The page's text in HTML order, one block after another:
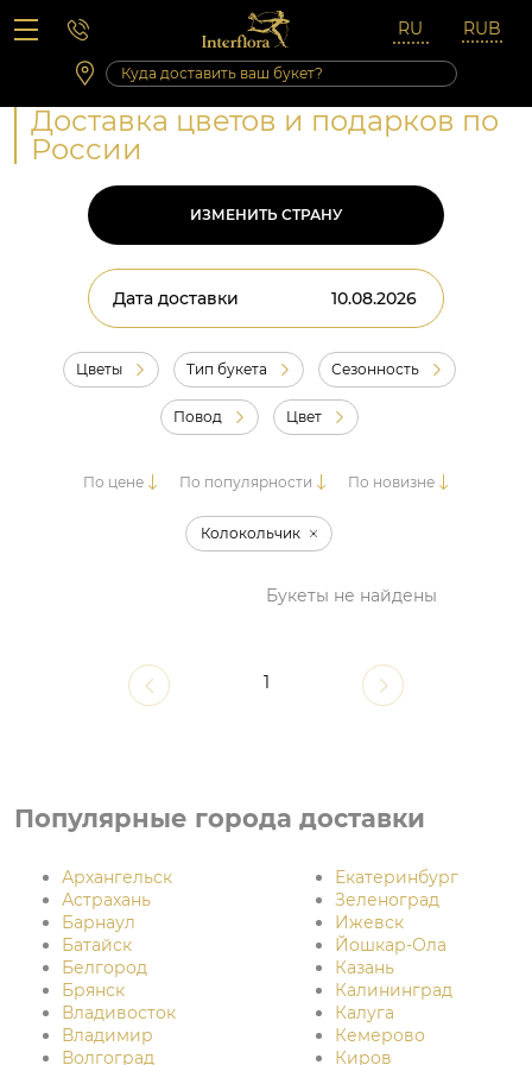
Вопросы-ответы
Сб 10:00 ‐ 14:00
Выходные и праздничные дни
Доставка цветов и подарков по
России
ИЗМЕНИТЬ СТРАНУ
Дата доставки
Цветы Тип букета Сезонность
Повод Цвет
По цене По популярности По новизне
Колокольчик
Букеты не найдены
1
Популярные города доставки
Архангельск
Астрахань
Барнаул
Батайск
Белгород
Брянск
Владивосток
Владимир
Волгоград
Екатеринбург
Зеленоград
Ижевск
Йошкар-Ола
Казань
Калининград
Калуга
Кемерово
Киров